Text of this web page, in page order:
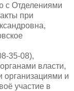
с Отделениями
при
35-08),
власти,
и
участие в